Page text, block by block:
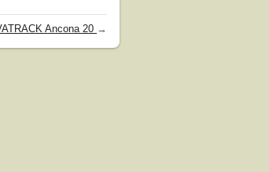
Ancona 20 →